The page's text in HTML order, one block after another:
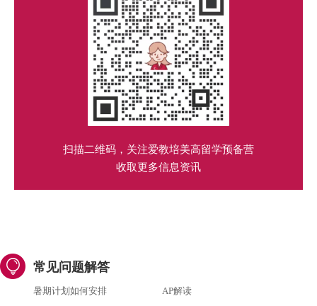
扫描二维码，关注爱教培美高留学预备营
收取更多信息资讯
常见问题解答
暑期计划如何安排
AP解读